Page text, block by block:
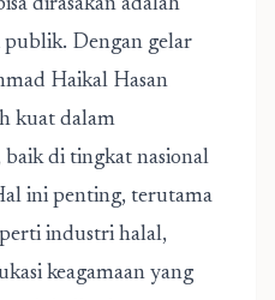
dirasakan adalah
Dengan gelar
Haikal Hasan
kuat dalam
baik di tingkat nasional
ini penting, terutama
industri halal,
keagamaan yang